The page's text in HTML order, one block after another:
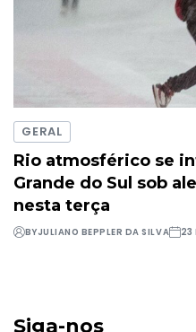
GERAL
Rio atmosférico se
Grande do Sul sob
nesta terça
BYJULIANO BEPPLER DA SILVA 23
Siga-nos